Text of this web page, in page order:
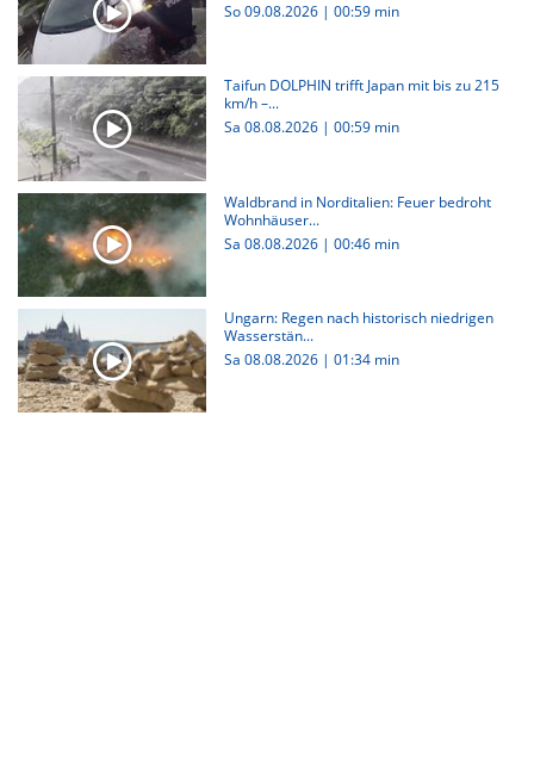
So 09.08.2026 | 00:59 min
Taifun DOLPHIN trifft Japan mit bis zu 215
km/h –...
Sa 08.08.2026 | 00:59 min
Waldbrand in Norditalien: Feuer bedroht
Wohnhäuser...
Sa 08.08.2026 | 00:46 min
Ungarn: Regen nach historisch niedrigen
Wasserstän...
Sa 08.08.2026 | 01:34 min